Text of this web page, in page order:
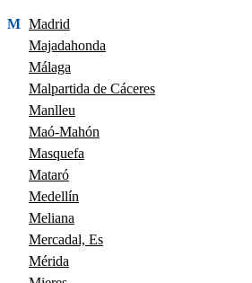
M Madrid
Majadahonda
Málaga
Malpartida de Cáceres
Manlleu
Maó-Mahón
Masquefa
Mataró
Medellín
Meliana
Mercadal, Es
Mérida